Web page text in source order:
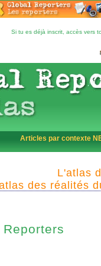
Si tu es déjà inscrit, accès vers
Articles par contexte
L'atlas
des réalités
Reporters